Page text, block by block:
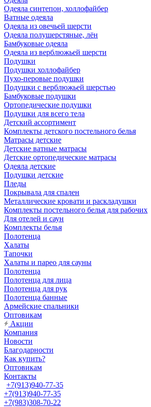
Одеяла синтепон, холлофайбер
Ватные одеяла
Одеяла из овечьей шерсти
Одеяла полушерстяные, лён
Бамбуковые одеяла
Одеяла из верблюжьей шерсти
Подушки
Подушки холлофайбер
Пухо-перовые подушки
Подушки с верблюжьей шерстью
Бамбуковые подушки
Ортопедические подушки
Подушки для всего тела
Детский ассортимент
Комплекты детского постельного белья
Матрасы детские
Детские ватные матрасы
Детские ортопедические матрасы
Одеяла детские
Подушки детские
Пледы
Покрывала для спален
Металлические кровати и раскладушки
Комплекты постельного белья для рабочих
Для отелей и саун
Комплекты белья
Полотенца
Халаты
Тапочки
Халаты и парео для сауны
Полотенца
Полотенца для лица
Полотенца для рук
Полотенца банные
Армейские спальники
Оптовикам
Акции
Компания
Новости
Благодарности
Как купить?
Оптовикам
Контакты
+7(913)940-77-35
+7(913)940-77-35
+7(983)308-70-22